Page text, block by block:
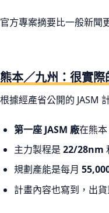
官方專案摘要比一般新聞
熊本／九州：很實
根據經產省公開的 JASM
第一座 JASM 廠在熊
主力製程是 22/28nm
規劃產能是每月
計畫內容也寫到，出